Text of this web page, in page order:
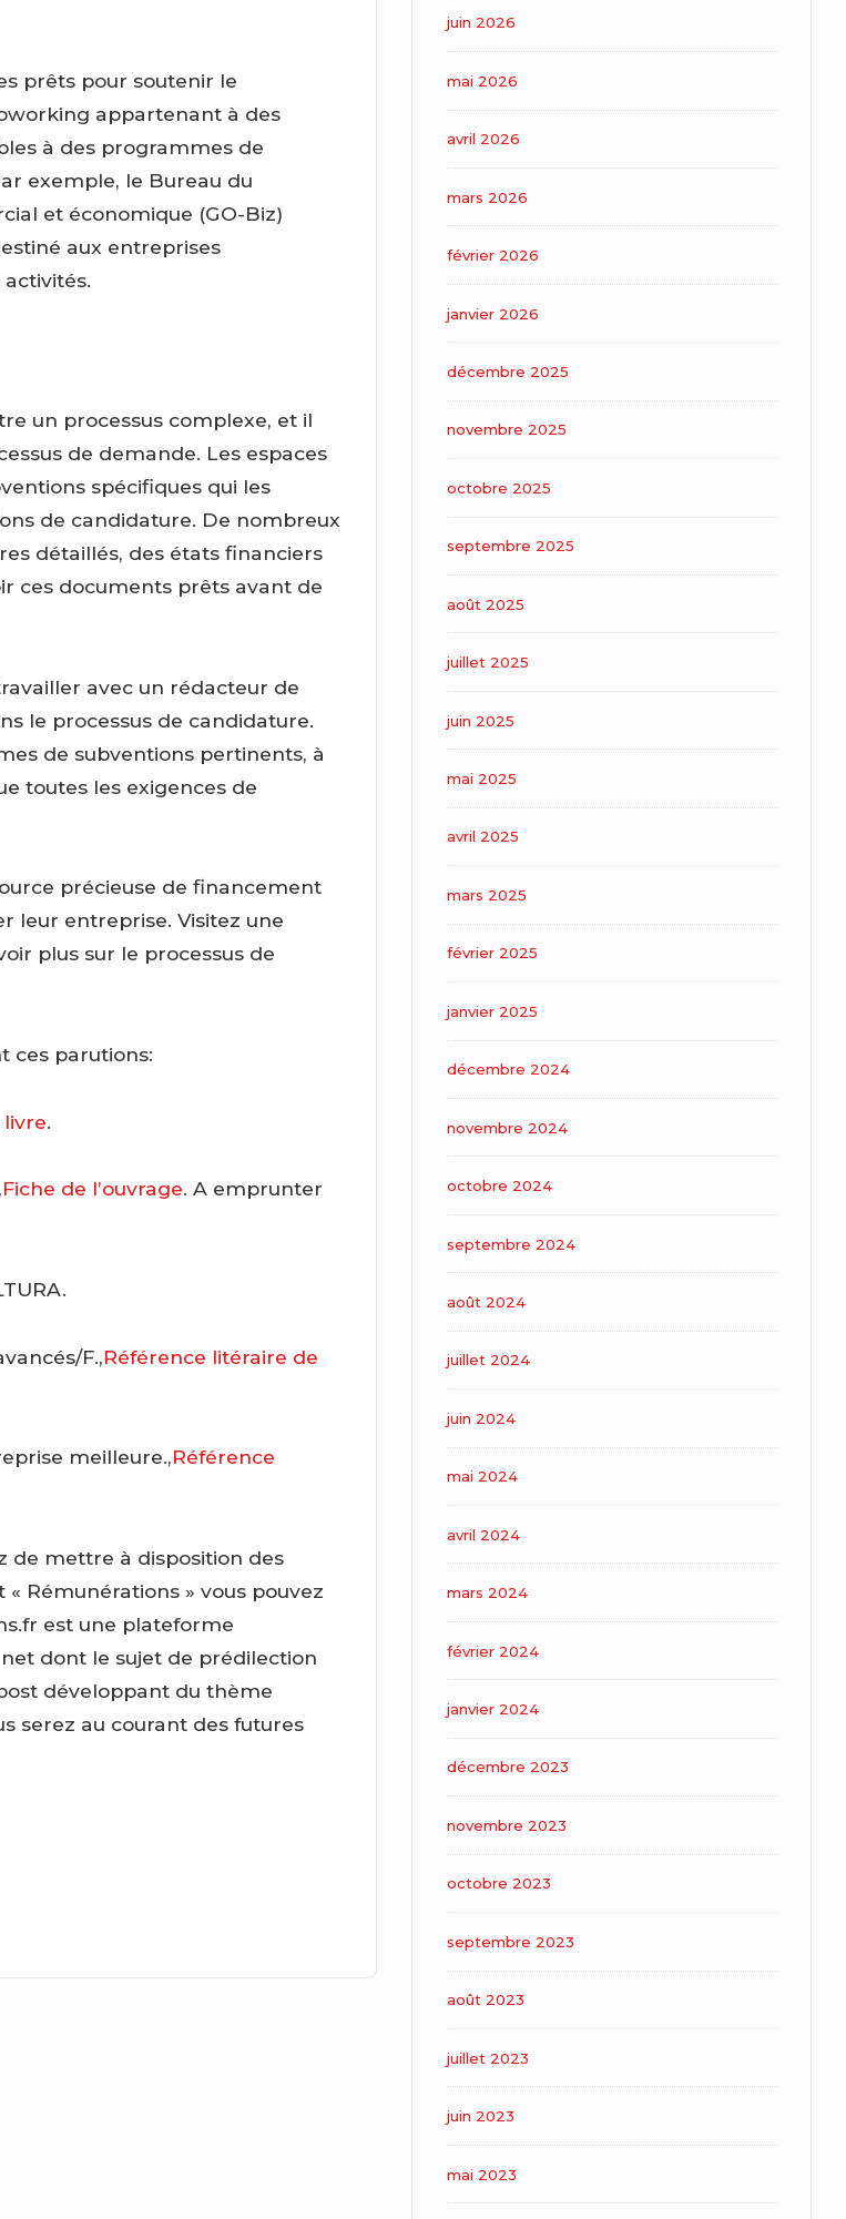
prêts pour soutenir le
appartenant à des
à des programmes de
exemple, le Bureau du
et économique (GO-Biz)
aux entreprises
un processus complexe, et il
de demande. Les espaces
spécifiques qui les
de candidature. De nombreux
détaillés, des états financiers
ces documents prêts avant de
avec un rédacteur de
le processus de candidature.
de subventions pertinents, à
toutes les exigences de
précieuse de financement
leur entreprise. Visitez une
plus sur le processus de
ces parutions:
.
Fiche de l’ouvrage. A emprunter
F.,Référence litéraire de
meilleure.,Référence
de mettre à disposition des
Rémunérations » vous pouvez
est une plateforme
dont le sujet de prédilection
développant du thème
serez au courant des futures
juin 2026
mai 2026
avril 2026
mars 2026
février 2026
janvier 2026
décembre 2025
novembre 2025
octobre 2025
septembre 2025
août 2025
juillet 2025
juin 2025
mai 2025
avril 2025
mars 2025
février 2025
janvier 2025
décembre 2024
novembre 2024
octobre 2024
septembre 2024
août 2024
juillet 2024
juin 2024
mai 2024
avril 2024
mars 2024
février 2024
janvier 2024
décembre 2023
novembre 2023
octobre 2023
septembre 2023
août 2023
juillet 2023
juin 2023
mai 2023